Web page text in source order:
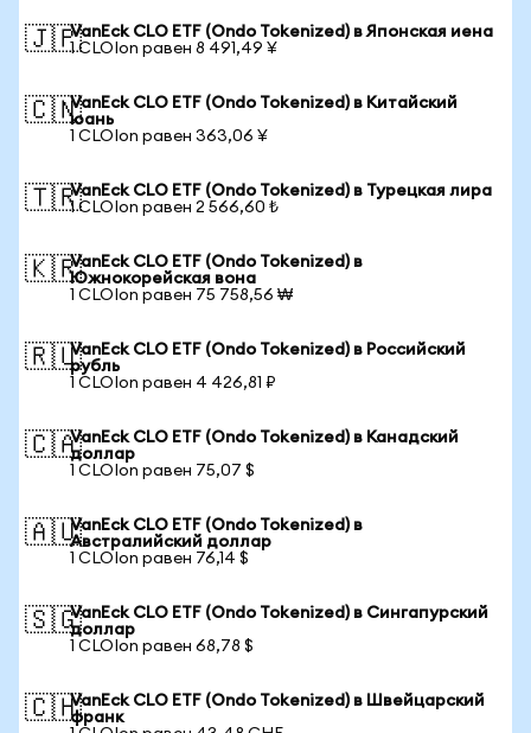
🇯🇵VanEck CLO ETF (Ondo Tokenized) в Японская иена
1 CLOIon равен 8 491,49 ¥
🇨🇳VanEck CLO ETF (Ondo Tokenized) в Китайский
юань
1 CLOIon равен 363,06 ¥
🇹🇷VanEck CLO ETF (Ondo Tokenized) в Турецкая лира
1 CLOIon равен 2 566,60 ₺
🇰🇷VanEck CLO ETF (Ondo Tokenized) в
Южнокорейская вона
1 CLOIon равен 75 758,56 ₩
🇷🇺VanEck CLO ETF (Ondo Tokenized) в Российский
рубль
1 CLOIon равен 4 426,81 ₽
🇨🇦VanEck CLO ETF (Ondo Tokenized) в Канадский
доллар
1 CLOIon равен 75,07 $
🇦🇺VanEck CLO ETF (Ondo Tokenized) в
Австралийский доллар
1 CLOIon равен 76,14 $
🇸🇬VanEck CLO ETF (Ondo Tokenized) в Сингапурский
доллар
1 CLOIon равен 68,78 $
🇨🇭VanEck CLO ETF (Ondo Tokenized) в Швейцарский
франк